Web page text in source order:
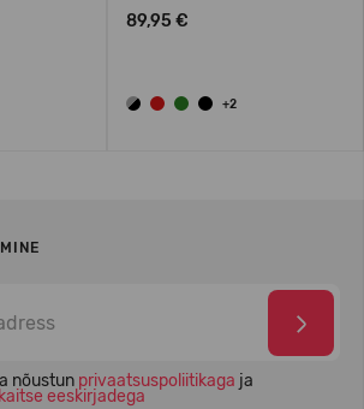
89,95 €
+2
nõustun privaatsuspoliitikaga ja
eeskirjadega